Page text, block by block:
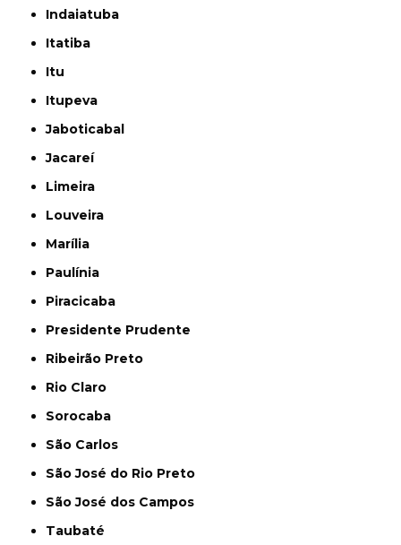
Indaiatuba
Itatiba
Itu
Itupeva
Jaboticabal
Jacareí
Limeira
Louveira
Marília
Paulínia
Piracicaba
Presidente Prudente
Ribeirão Preto
Rio Claro
Sorocaba
São Carlos
São José do Rio Preto
São José dos Campos
Taubaté